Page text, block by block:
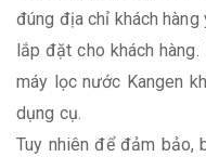
đúng địa chỉ khách hàng
lắp đặt cho khách
máy lọc nước Kangen
dụng cụ.
Tuy nhiên để đảm bảo,